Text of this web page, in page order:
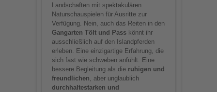
Landschaften mit spektakulären
Naturschauspielen für Ausritte zur
Verfügung. Nein, auch das Reiten in den
Gangarten Tölt und Passkönnt ihr
ausschließlich auf den Islandpferden
erleben. Eine einzigartige Erfahrung, die
sich fast wie schweben anfühlt. Eine
bessere Begleitung als die ruhigen und
freundlichen , aber unglaublich
durchhaltestarken und